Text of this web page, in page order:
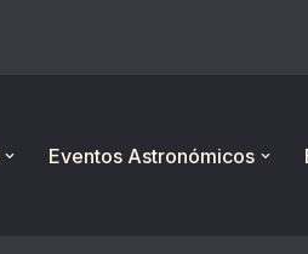
Eventos Astronómicos